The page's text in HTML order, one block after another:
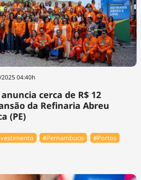
04:40h
cerca de R$ 12
da Refinaria Abreu
(PE)
#Pernambuco #Portos